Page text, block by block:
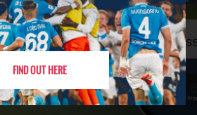
FIND OUT HERE